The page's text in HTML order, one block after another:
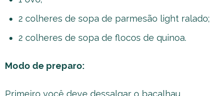
2 colheres de sopa de parmesão light ralado;
2 colheres de sopa de flocos de quinoa.
Modo de preparo:
Primeiro você deve dessalgar o bacalhau